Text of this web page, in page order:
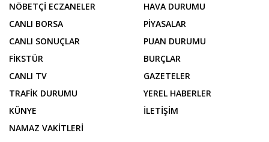
NÖBETÇİ ECZANELER
CANLI BORSA
CANLI SONUÇLAR
FİKSTÜR
CANLI TV
TRAFİK DURUMU
KÜNYE
NAMAZ VAKİTLERİ
HAVA DURUMU
PİYASALAR
PUAN DURUMU
BURÇLAR
GAZETELER
YEREL HABERLER
İLETİŞİM